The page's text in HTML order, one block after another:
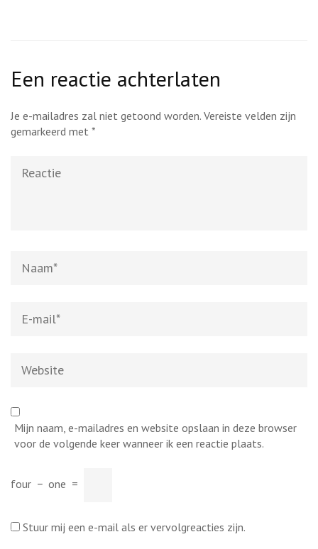
Een reactie achterlaten
Je e-mailadres zal niet getoond worden. Vereiste velden zijn
gemarkeerd met *
mail*
Mijn naam, e-mailadres en website opslaan in deze browser
voor de volgende keer wanneer ik een reactie plaats.
four − one =
Stuur mij een e-mail als er vervolgreacties zijn.